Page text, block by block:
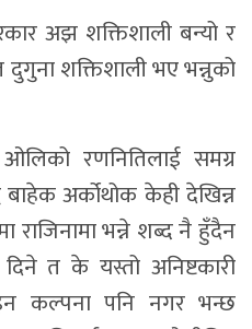
अझ शक्तिशाली बन्यो र
दुगुना शक्तिशाली भए भन्नुको
रणनितिलाई समग्र
बाहेक अर्कोथोक केही देखिन्न
राजिनामा भन्ने शब्द नै हुँदैन
त के यस्तो अनिष्टकारी
कल्पना पनि नगर भन्छ